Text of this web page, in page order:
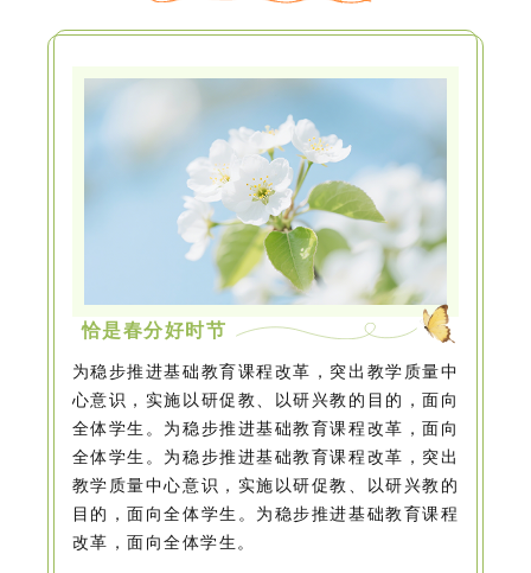
恰是春分好时节
为稳步推进基础教育课程改革，突出教学质量中
心意识，实施以研促教、以研兴教的目的，面向
全体学生。为稳步推进基础教育课程改革，面向
全体学生。为稳步推进基础教育课程改革，突出
教学质量中心意识，实施以研促教、以研兴教的
目的，面向全体学生。为稳步推进基础教育课程
改革，面向全体学生。